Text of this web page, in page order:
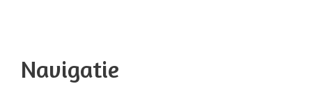
Navigatie